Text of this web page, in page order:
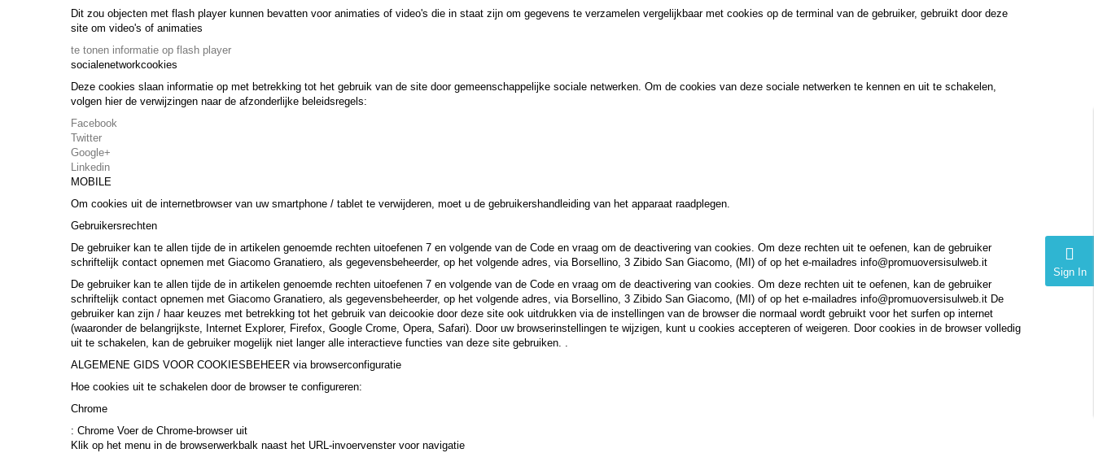
Sign In
Dit zou objecten met flash player kunnen bevatten voor animaties of video's die in staat zijn om gegevens te verzamelen vergelijkbaar met cookies op de terminal van de gebruiker, gebruikt door deze
site om video's of animaties
te tonen informatie op flash player
socialenetworkcookies
Deze cookies slaan informatie op met betrekking tot het gebruik van de site door gemeenschappelijke sociale netwerken. Om de cookies van deze sociale netwerken te kennen en uit te schakelen,
volgen hier de verwijzingen naar de afzonderlijke beleidsregels:
Facebook
Twitter
Google+
Linkedin
MOBILE
Om cookies uit de internetbrowser van uw smartphone / tablet te verwijderen, moet u de gebruikershandleiding van het apparaat raadplegen.
Gebruikersrechten
De gebruiker kan te allen tijde de in artikelen genoemde rechten uitoefenen 7 en volgende van de Code en vraag om de deactivering van cookies. Om deze rechten uit te oefenen, kan de gebruiker
schriftelijk contact opnemen met Giacomo Granatiero, als gegevensbeheerder, op het volgende adres, via Borsellino, 3 Zibido San Giacomo, (MI) of op het e-mailadres info@promuoversisulweb.it
De gebruiker kan te allen tijde de in artikelen genoemde rechten uitoefenen 7 en volgende van de Code en vraag om de deactivering van cookies. Om deze rechten uit te oefenen, kan de gebruiker
schriftelijk contact opnemen met Giacomo Granatiero, als gegevensbeheerder, op het volgende adres, via Borsellino, 3 Zibido San Giacomo, (MI) of op het e-mailadres info@promuoversisulweb.it De
gebruiker kan zijn / haar keuzes met betrekking tot het gebruik van deicookie door deze site ook uitdrukken via de instellingen van de browser die normaal wordt gebruikt voor het surfen op internet
(waaronder de belangrijkste, Internet Explorer, Firefox, Google Crome, Opera, Safari). Door uw browserinstellingen te wijzigen, kunt u cookies accepteren of weigeren. Door cookies in de browser volledig
uit te schakelen, kan de gebruiker mogelijk niet langer alle interactieve functies van deze site gebruiken. .
ALGEMENE GIDS VOOR COOKIESBEHEER via browserconfiguratie
Hoe cookies uit te schakelen door de browser te configureren:
Chrome
: Chrome Voer de Chrome-browser uit
Klik op het menu in de browserwerkbalk naast het URL-invoervenster voor navigatie